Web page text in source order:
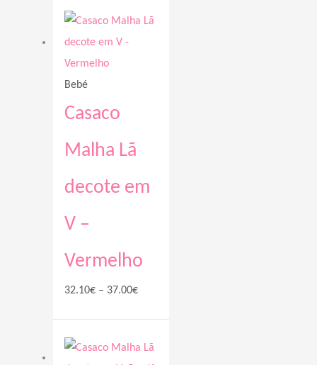
Bebé
Casaco
Malha Lã
decote em
V –
Vermelho
32.10€ – 37.00€
range:
range: